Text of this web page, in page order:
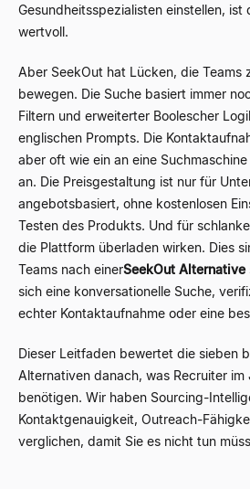
Gesundheitsspezialisten einstellen, ist
wertvoll.
Aber SeekOut hat Lücken, die Teams
bewegen. Die Suche basiert immer
Filtern und erweiterter Boolescher
englischen Prompts. Die
aber oft wie ein an eine
an. Die Preisgestaltung ist nur für
angebotsbasiert, ohne kostenlosen
Testen des Produkts. Und für
die Plattform überladen wirken. Dies
Teams nach einerSeekOut Alternative
sich eine konversationelle Suche,
echter Kontaktaufnahme oder eine
Dieser Leitfaden bewertet die sieben
Alternativen danach, was Recruiter
benötigen. Wir haben Sourcing-
Kontaktgenauigkeit, Outreach-
verglichen, damit Sie es nicht tun